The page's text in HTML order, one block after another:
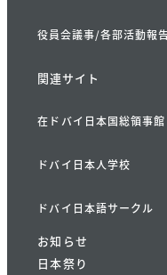
役員会議事/各部活動報
関連サイト
在ドバイ日本国総領事館
ドバイ日本人学校
ドバイ日本語サークル
お知らせ
日本祭り